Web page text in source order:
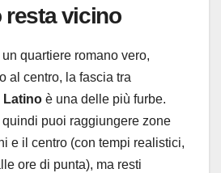
resta vicino
quartiere romano vero,
al centro, la fascia tra
Latino è una delle più furbe.
quindi puoi raggiungere zone
e il centro (con tempi realistici,
ore di punta), ma resti